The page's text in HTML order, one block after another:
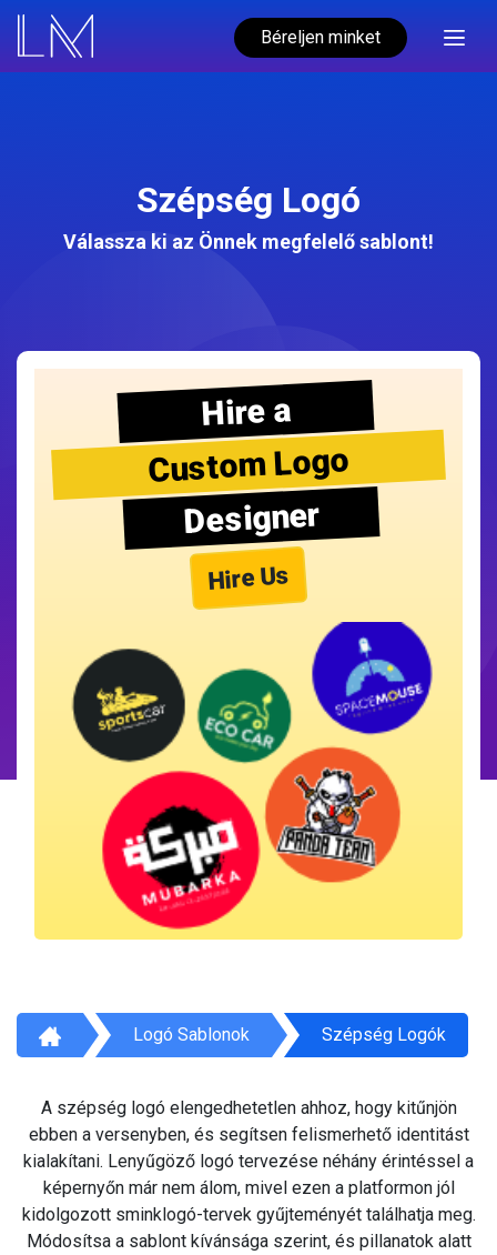
Béreljen minket
Szépség Logó
Válassza ki az Önnek megfelelő sablont!
Hire a
Custom Logo
Designer
Hire Us
Logó Sablonok Szépség Logók
A szépség logó elengedhetetlen ahhoz, hogy kitűnjön
ebben a versenyben, és segítsen felismerhető identitást
kialakítani. Lenyűgöző logó tervezése néhány érintéssel a
képernyőn már nem álom, mivel ezen a platformon jól
kidolgozott sminklogó-tervek gyűjteményét találhatja meg.
Módosítsa a sablont kívánsága szerint, és pillanatok alatt